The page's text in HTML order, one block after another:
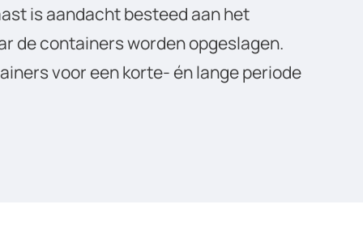
is aandacht besteed aan het
de containers worden opgeslagen.
voor een korte- én lange periode